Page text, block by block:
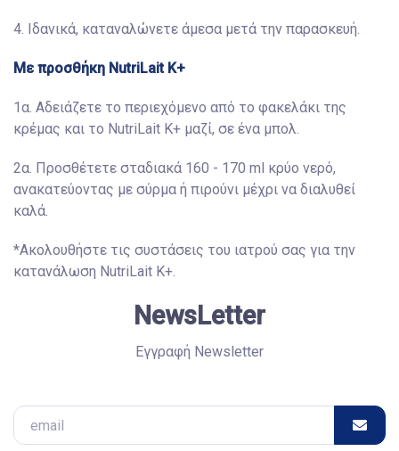
4. Ιδανικά, καταναλώνετε άμεσα μετά την παρασκευή.
Με προσθήκη NutriLait Κ+
1α. Αδειάζετε το περιεχόμενο από το φακελάκι της
κρέμας και το NutriLait Κ+ μαζί, σε ένα μπολ.
2α. Προσθέτετε σταδιακά 160 - 170 ml κρύο νερό,
ανακατεύοντας με σύρμα ή πιρούνι μέχρι να διαλυθεί
καλά.
*Ακολουθήστε τις συστάσεις του ιατρού σας για την
κατανάλωση NutriLait Κ+.
NewsLetter
Εγγραφή Newsletter